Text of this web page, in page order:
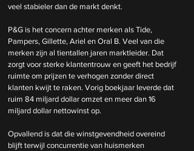
veel stabieler dan de markt denkt.
P&G is het concern achter merken als Tide,
Pampers, Gillette, Ariel en Oral B. Veel van die
merken zijn al tientallen jaren marktleider. Dat
zorgt voor sterke klantentrouw en geeft het bedrijf
ruimte om prijzen te verhogen zonder direct
klanten kwijt te raken. Vorig boekjaar leverde dat
ruim 84 miljard dollar omzet en meer dan 16
miljard dollar nettowinst op.
Opvallend is dat die winstgevendheid overeind
blijft terwijl concurrentie van huismerken